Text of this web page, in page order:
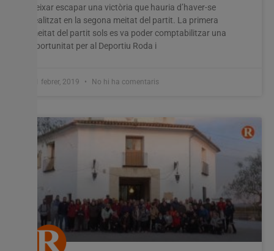
deixar escapar una victòria que hauria d’haver-se
realitzat en la segona meitat del partit. La primera
meitat del partit sols es va poder comptabilitzar una
oportunitat per al Deportiu Roda i
11 febrer, 2019 No hi ha comentaris